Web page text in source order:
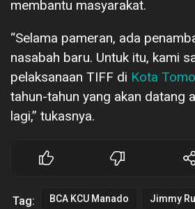
membantu masyarakat.
“Selama pameran, ada
nasabah baru. Untuk itu, kami
pelaksanaan TIFF di Kota
tahun-tahun yang akan datang
lagi,” tukasnya.
Tag: BCA KCU Manado Jimmy